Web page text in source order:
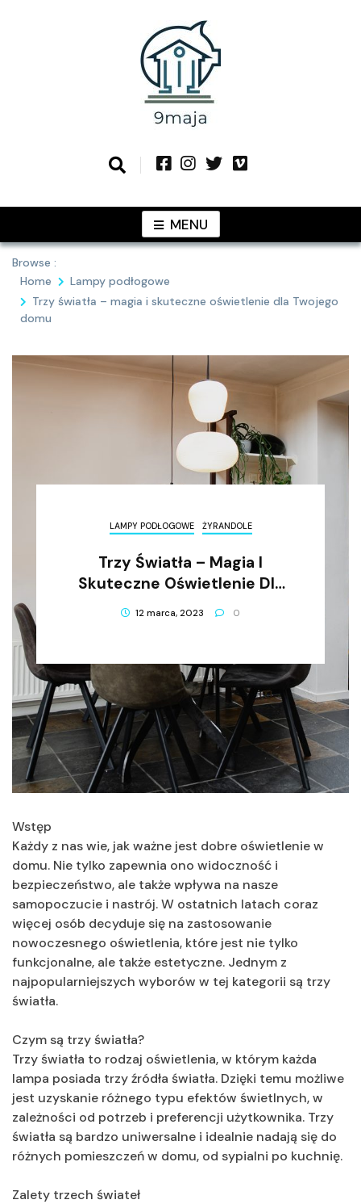
9MAJApomysłami
MENU
Browse :
Home
Lampy podłogowe
Trzy światła – magia i skuteczne oświetlenie dla Twojego
domu
LAMPY PODŁOGOWE ŻYRANDOLE
Trzy Światła – Magia I
Skuteczne Oświetlenie Dla
Twojego Domu
12 marca, 2023 0
Wstęp
Każdy z nas wie, jak ważne jest dobre oświetlenie w
domu. Nie tylko zapewnia ono widoczność i
bezpieczeństwo, ale także wpływa na nasze
samopoczucie i nastrój. W ostatnich latach coraz
więcej osób decyduje się na zastosowanie
nowoczesnego oświetlenia, które jest nie tylko
funkcjonalne, ale także estetyczne. Jednym z
najpopularniejszych wyborów w tej kategorii są trzy
światła.
Czym są trzy światła?
Trzy światła to rodzaj oświetlenia, w którym każda
lampa posiada trzy źródła światła. Dzięki temu możliwe
jest uzyskanie różnego typu efektów świetlnych, w
zależności od potrzeb i preferencji użytkownika. Trzy
światła są bardzo uniwersalne i idealnie nadają się do
różnych pomieszczeń w domu, od sypialni po kuchnię.
Zalety trzech świateł